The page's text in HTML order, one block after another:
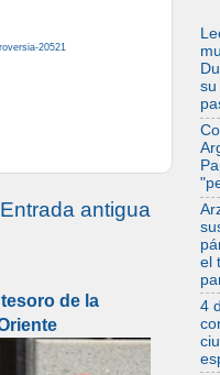
20521
Entrada antigua
de la
su
el
4